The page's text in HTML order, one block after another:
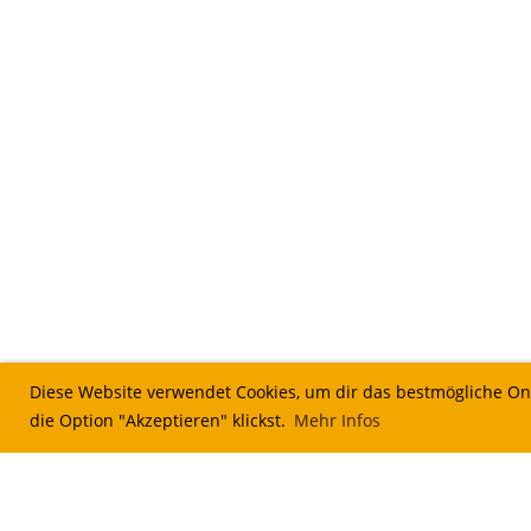
Diese Website verwendet Cookies, um dir das bestmögliche
die Option "Akzeptieren" klickst. Mehr Infos